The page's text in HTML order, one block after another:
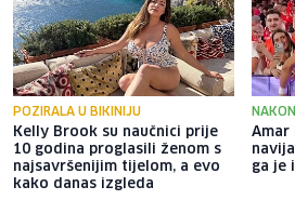
POZIRALA U BIKINIJU
Kelly Brook su naučnici prije
10 godina proglasili ženom s
najsavršenijim tijelom, a evo
kako danas izgleda
Amar
ga je